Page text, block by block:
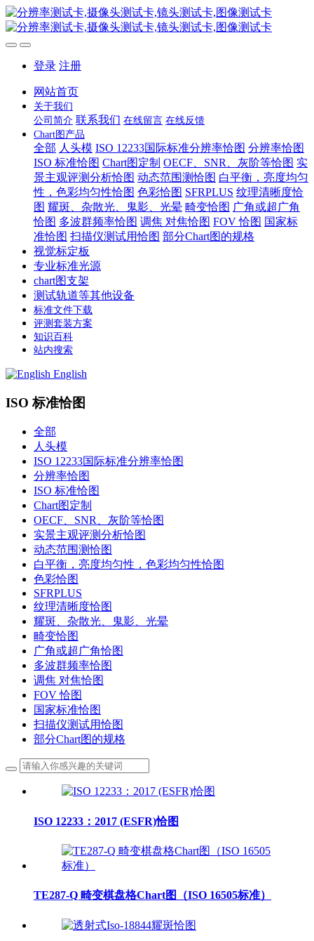
登录 注册
网站首页
关于我们
公司简介 联系我们 在线留言 在线反馈
Chart图产品
全部 人头模 ISO 12233国际标准分辨率恰图 分辨率恰图
ISO 标准恰图 Chart图定制 OECF、SNR、灰阶等恰图 实
景主观评测分析恰图 动态范围测恰图 白平衡，亮度均匀
性，色彩均匀性恰图 色彩恰图 SFRPLUS 纹理清晰度恰
图 耀斑、杂散光、鬼影、光晕 畸变恰图 广角或超广角
恰图 多波群频率恰图 调焦 对焦恰图 FOV 恰图 国家标
准恰图 扫描仪测试用恰图 部分Chart图的规格
视觉标定板
专业标准光源
chart图支架
测试轨道等其他设备
标准文件下载
评测套装方案
知识百科
站内搜索
English
ISO 标准恰图
全部
人头模
ISO 12233国际标准分辨率恰图
分辨率恰图
ISO 标准恰图
Chart图定制
OECF、SNR、灰阶等恰图
实景主观评测分析恰图
动态范围测恰图
白平衡，亮度均匀性，色彩均匀性恰图
色彩恰图
SFRPLUS
纹理清晰度恰图
耀斑、杂散光、鬼影、光晕
畸变恰图
广角或超广角恰图
多波群频率恰图
调焦 对焦恰图
FOV 恰图
国家标准恰图
扫描仪测试用恰图
部分Chart图的规格
ISO 12233：2017 (ESFR)恰图
TE287-Q 畸变棋盘格Chart图（ISO 16505标准）